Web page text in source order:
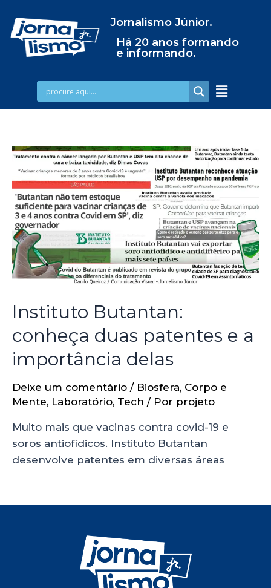
Jornalismo Júnior.
Há 20 anos formando
e informando.
Instituto Butantan:
conheça duas patentes e a
importância delas
Deixe um comentário / Biosfera, Corpo e
Mente, Laboratório, Tech / Por projeto
Muito mais que vacinas contra covid-19 e
soros antiofídicos. Instituto Butantan
desenvolve patentes em diversas áreas